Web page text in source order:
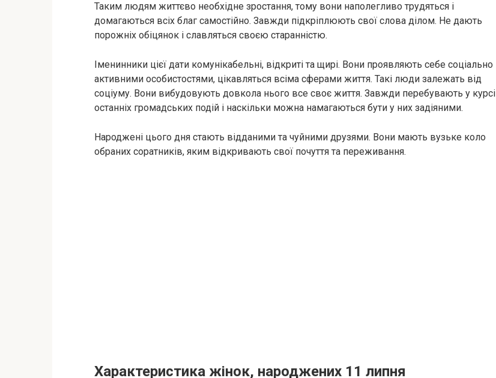
Таким людям життєво необхідне зростання, тому вони наполегливо трудяться і
домагаються всіх благ самостійно. Завжди підкріплюють свої слова ділом. Не дають
порожніх обіцянок і славляться своєю старанністю.
Іменинники цієї дати комунікабельні, відкриті та щирі. Вони проявляють себе соціально
активними особистостями, цікавляться всіма сферами життя. Такі люди залежать від
соціуму. Вони вибудовують довкола нього все своє життя. Завжди перебувають у курсі
останніх громадських подій і наскільки можна намагаються бути у них задіяними.
Народжені цього дня стають відданими та чуйними друзями. Вони мають вузьке коло
обраних соратників, яким відкривають свої почуття та переживання.
Характеристика жінок, народжених 11 липня